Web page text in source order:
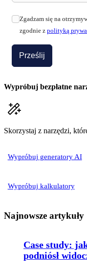
Zgadzam się na
zgodnie z polityką
Prześlij
Wypróbuj bezpłatne
Skorzystaj z narzędzi,
Wypróbuj generatory AI
Wypróbuj kalkulatory
Najnowsze artykuły
Case study:
podniósł